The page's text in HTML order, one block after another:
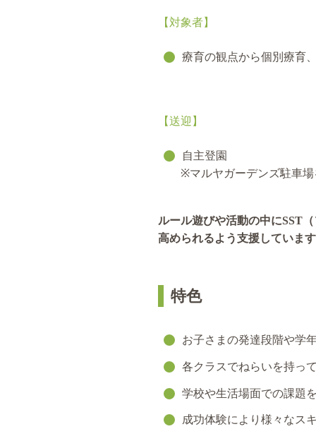
【対象者】
療育の観点から個別療育
【送迎】
自主登園
※マルヤガーデンズ駐車
ルール遊びや活動の中にSST
高められるよう支援していま
特色
お子さまの発達段階や学
各クラスでねらいを持っ
学校や生活場面での課題
成功体験により様々なス